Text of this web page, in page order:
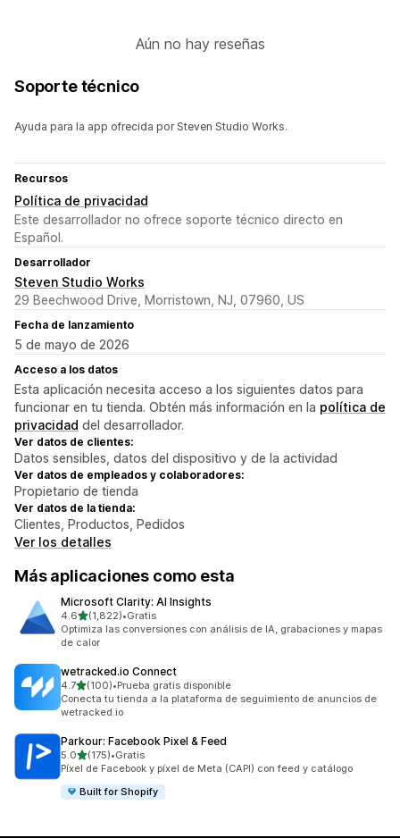
Aún no hay reseñas
Soporte técnico
Ayuda para la app ofrecida por Steven Studio Works.
Recursos
Política de privacidad
Este desarrollador no ofrece soporte técnico directo en
Español.
Desarrollador
Steven Studio Works
29 Beechwood Drive, Morristown, NJ, 07960, US
Fecha de lanzamiento
5 de mayo de 2026
Acceso a los datos
Esta aplicación necesita acceso a los siguientes datos para
funcionar en tu tienda. Obtén más información en la política de
privacidad del desarrollador.
Ver datos de clientes:
Datos sensibles, datos del dispositivo y de la actividad
Ver datos de empleados y colaboradores:
Propietario de tienda
Ver datos de la tienda:
Clientes, Productos, Pedidos
Ver los detalles
Más aplicaciones como esta
Microsoft Clarity: AI Insights
4.6de 5 estrellas
(1,822)
1822 reseñas en total
•Gratis
Optimiza las conversiones con análisis de IA, grabaciones y mapas
de calor
wetracked.io Connect
4.7de 5 estrellas
(100)
100 reseñas en total
•Prueba gratis disponible
Conecta tu tienda a la plataforma de seguimiento de anuncios de
wetracked.io
Parkour: Facebook Pixel & Feed
5.0de 5 estrellas
(175)
175 reseñas en total
•Gratis
Píxel de Facebook y píxel de Meta (CAPI) con feed y catálogo
Built for Shopify